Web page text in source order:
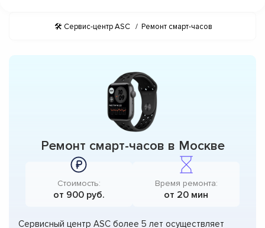
🛠 Сервис-центр ASC / Ремонт смарт-часов
Ремонт смарт-часов в Москве
Стоимость:
от 900 руб.
Время ремонта:
от 20 мин
Сервисный центр ASC более 5 лет осуществляет